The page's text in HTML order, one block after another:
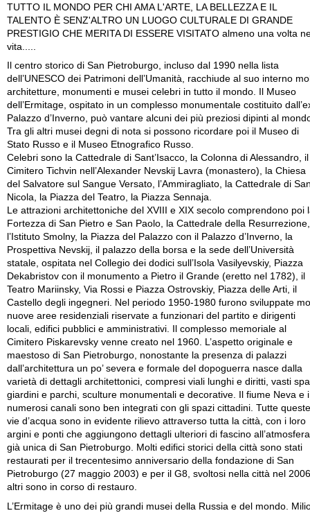
TUTTO IL MONDO PER CHI AMA L'ARTE, LA BELLEZZA E IL
TALENTO È SENZ'ALTRO UN LUOGO CULTURALE DI GRANDE
PRESTIGIO CHE MERITA DI ESSERE VISITATO almeno una volta
vita.....
Il centro storico di San Pietroburgo, incluso dal 1990 nella lista
dell’UNESCO dei Patrimoni dell’Umanità, racchiude al suo interno
architetture, monumenti e musei celebri in tutto il mondo. Il Museo
dell’Ermitage, ospitato in un complesso monumentale costituito
Palazzo d’Inverno, può vantare alcuni dei più preziosi dipinti al
Tra gli altri musei degni di nota si possono ricordare poi il Museo di
Stato Russo e il Museo Etnografico Russo.
Celebri sono la Cattedrale di Sant’Isacco, la Colonna di Alessandro, il
Cimitero Tichvin nell’Alexander Nevskij Lavra (monastero), la Chiesa
del Salvatore sul Sangue Versato, l’Ammiragliato, la Cattedrale di
Nicola, la Piazza del Teatro, la Piazza Sennaja.
Le attrazioni architettoniche del XVIII e XIX secolo comprendono poi
Fortezza di San Pietro e San Paolo, la Cattedrale della Resurrezione,
l’Istituto Smolny, la Piazza del Palazzo con il Palazzo d’Inverno, la
Prospettiva Nevskij, il palazzo della borsa e la sede dell’Università
statale, ospitata nel Collegio dei dodici sull’Isola Vasilyevskiy, Piazza
Dekabristov con il monumento a Pietro il Grande (eretto nel 1782), il
Teatro Mariinsky, Via Rossi e Piazza Ostrovskiy, Piazza delle Arti, il
Castello degli ingegneri. Nel periodo 1950-1980 furono sviluppate
nuove aree residenziali riservate a funzionari del partito e dirigenti
locali, edifici pubblici e amministrativi. Il complesso memoriale al
Cimitero Piskarevsky venne creato nel 1960. L’aspetto originale e
maestoso di San Pietroburgo, nonostante la presenza di palazzi
dall’architettura un po’ severa e formale del dopoguerra nasce dalla
varietà di dettagli architettonici, compresi viali lunghi e diritti, vasti
giardini e parchi, sculture monumentali e decorative. Il fiume Neva e i
numerosi canali sono ben integrati con gli spazi cittadini. Tutte queste
vie d’acqua sono in evidente rilievo attraverso tutta la città, con i loro
argini e ponti che aggiungono dettagli ulteriori di fascino all’atmosfera
già unica di San Pietroburgo. Molti edifici storici della città sono stati
restaurati per il trecentesimo anniversario della fondazione di San
Pietroburgo (27 maggio 2003) e per il G8, svoltosi nella città nel
altri sono in corso di restauro.
L’Ermitage è uno dei più grandi musei della Russia e del mondo.